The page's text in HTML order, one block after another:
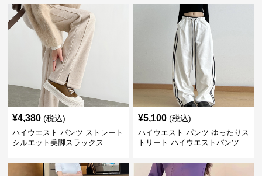
¥4,380 (税込)
ハイウエスト パンツ ストレート
シルエット美脚スラックス
¥5,100 (税込)
ハイウエスト パンツ ゆったりス
トリート ハイウエストパンツ